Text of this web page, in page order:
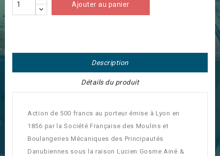
Ajouter au panier
Description
Détails du produit
Action de 500 francs au porteur émise à Lyon en
1856 par la Société Française des Moulins et
Boulangeries Mécaniques des Principautés
Danubiennes sous la raison Lucien Gosme Ainé &